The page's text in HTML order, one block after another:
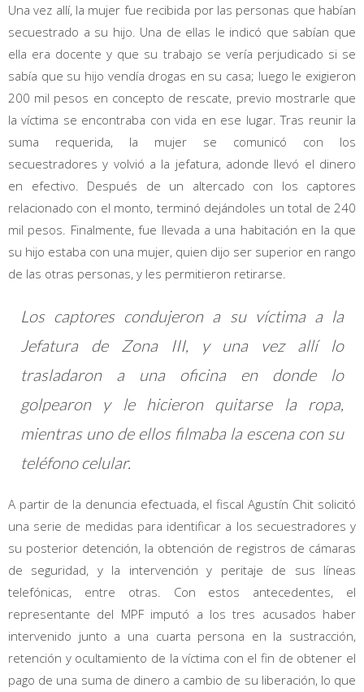
Una vez allí, la mujer fue recibida por las personas que habían
secuestrado a su hijo. Una de ellas le indicó que sabían que
ella era docente y que su trabajo se vería perjudicado si se
sabía que su hijo vendía drogas en su casa; luego le exigieron
200 mil pesos en concepto de rescate, previo mostrarle que
la víctima se encontraba con vida en ese lugar. Tras reunir la
suma requerida, la mujer se comunicó con los
secuestradores y volvió a la jefatura, adonde llevó el dinero
en efectivo. Después de un altercado con los captores
relacionado con el monto, terminó dejándoles un total de 240
mil pesos. Finalmente, fue llevada a una habitación en la que
su hijo estaba con una mujer, quien dijo ser superior en rango
de las otras personas, y les permitieron retirarse.
Los captores condujeron a su víctima a la
Jefatura de Zona III, y una vez allí lo
trasladaron a una oficina en donde lo
golpearon y le hicieron quitarse la ropa,
mientras uno de ellos filmaba la escena con su
teléfono celular.
A partir de la denuncia efectuada, el fiscal Agustín Chit solicitó
una serie de medidas para identificar a los secuestradores y
su posterior detención, la obtención de registros de cámaras
de seguridad, y la intervención y peritaje de sus líneas
telefónicas, entre otras. Con estos antecedentes, el
representante del MPF imputó a los tres acusados haber
intervenido junto a una cuarta persona en la sustracción,
retención y ocultamiento de la víctima con el fin de obtener el
pago de una suma de dinero a cambio de su liberación, lo que